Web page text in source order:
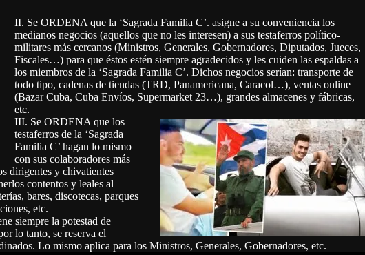
II. Se ORDENA que la ‘Sagrada Familia C’. asigne a su conveniencia los
medianos negocios (aquellos que no les interesen) a sus testaferros político-
militares más cercanos (Ministros, Generales, Gobernadores, Diputados, Jueces,
Fiscales…) para que éstos estén siempre agradecidos y les cuiden las espaldas a
los miembros de la ‘Sagrada Familia C’. Dichos negocios serían: transporte de
todo tipo, cadenas de tiendas (TRD, Panamericana, Caracol…), ventas online
(Bazar Cuba, Cuba Envíos, Supermarket 23…), grandes almacenes y fábricas,
etc.
III. Se ORDENA que los
testaferros de la ‘Sagrada
Familia C’ hagan lo mismo
con sus colaboradores más
dirigentes y chivatientes
contentos y leales al
bares, discotecas, parques
etc.
siempre la potestad de
lo tanto, se reserva el
Lo mismo aplica para los Ministros, Generales, Gobernadores, etc.